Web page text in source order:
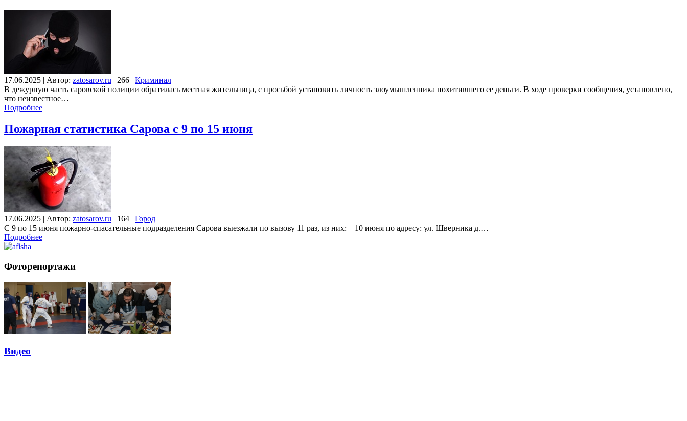
17.06.2025 | Автор: zatosarov.ru | 266 | Криминал
В дежурную часть саровской полиции обратилась местная жительница, с просьбой установить личность злоумышленника похитившего ее деньги. В ходе проверки сообщения, установлено,
что неизвестное…
Подробнее
Пожарная статистика Сарова с 9 по 15 июня
17.06.2025 | Автор: zatosarov.ru | 164 | Город
С 9 по 15 июня пожарно-спасательные подразделения Сарова выезжали по вызову 11 раз, из них: – 10 июня по адресу: ул. Шверника д.…
Подробнее
Фоторепортажи
Видео